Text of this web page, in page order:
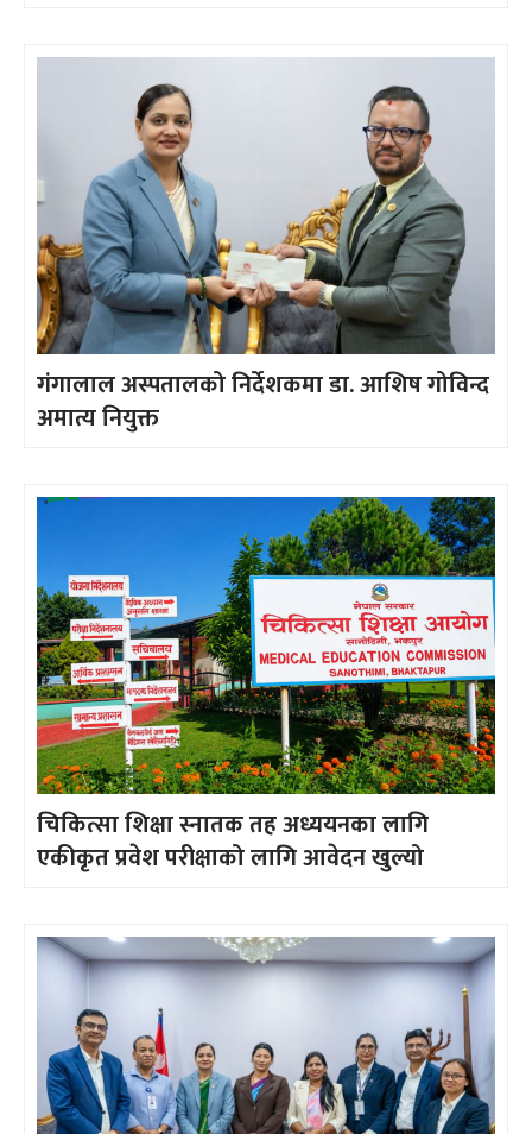
गंगालाल अस्पतालको निर्देशकमा डा. आशिष गोविन्द
अमात्य नियुक्त
चिकित्सा शिक्षा स्नातक तह अध्ययनका लागि
एकीकृत प्रवेश परीक्षाको लागि आवेदन खुल्यो